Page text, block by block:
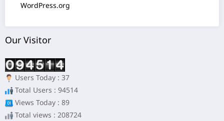
Users Today : 37
Total Users : 94514
Views Today : 89